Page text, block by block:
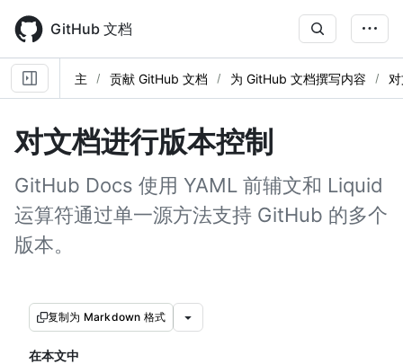
main
content
GitHub 文档
主 贡献 GitHub 文档 为 GitHub 文档撰写内容
对文档进行版本控制
GitHub Docs 使用 YAML 前辅文和 Liquid
运算符通过单一源方法支持 GitHub 的多个
版本。
复制为 Markdown 格式
在本文中